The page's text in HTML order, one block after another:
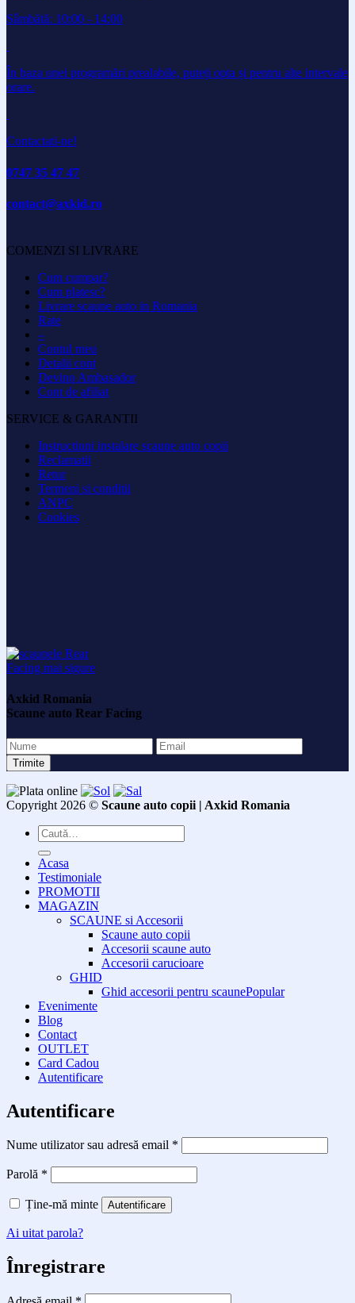
Sâmbătă: 10:00 - 14:00
În baza unei programări prealabile, puteți opta și pentru alte intervale
orare.
Contactati-ne!
0747 35 47 47
contact@axkid.ro
COMENZI SI LIVRARE
Cum cumpar?
Cum platesc?
Livrare scaune auto in Romania
Rate
–
Contul meu
Detalii cont
Devino Ambasador
Cont de afiliat
SERVICE & GARANTII
Instructiuni instalare scaune auto copii
Reclamatii
Retur
Termeni si conditii
ANPC
Cookies
Axkid Romania
Scaune auto Rear Facing
Copyright 2026 © Scaune auto copii | Axkid Romania
Caută
după:
Acasa
Testimoniale
PROMOTII
MAGAZIN
SCAUNE si Accesorii
Scaune auto copii
Accesorii scaune auto
Accesorii carucioare
GHID
Ghid accesorii pentru scaune
Evenimente
Blog
Contact
OUTLET
Card Cadou
Autentificare
Autentificare
Nume utilizator sau adresă email *
Parolă *
Ține-mă minte Autentificare
Ai uitat parola?
Înregistrare